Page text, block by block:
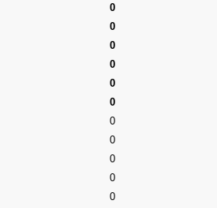
0
0
0
0
0
0
0
0
0
0
0